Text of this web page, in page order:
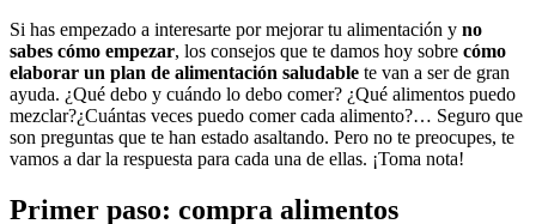
Si has empezado a interesarte por mejorar tu alimentación y no
sabes cómo empezar, los consejos que te damos hoy sobre cómo
elaborar un plan de alimentación saludable te van a ser de gran
ayuda. ¿Qué debo y cuándo lo debo comer? ¿Qué alimentos puedo
mezclar?¿Cuántas veces puedo comer cada alimento?… Seguro que
son preguntas que te han estado asaltando. Pero no te preocupes, te
vamos a dar la respuesta para cada una de ellas. ¡Toma nota!
Primer paso: compra alimentos